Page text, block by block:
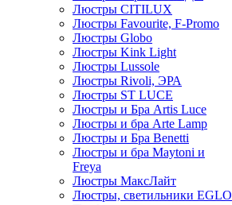
Люстры CITILUX
Люстры Favourite, F-Promo
Люстры Globo
Люстры Kink Light
Люстры Lussole
Люстры Rivoli, ЭРА
Люстры ST LUCE
Люстры и Бра Artis Luce
Люстры и бра Arte Lamp
Люстры и Бра Benetti
Люстры и бра Maytoni и
Freya
Люстры МаксЛайт
Люстры, светильники EGLO